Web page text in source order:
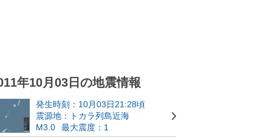
年10月03日の地震情報
発生時刻：10月03日21:28頃
震源地：トカラ列島近海
M3.0
最大震度：1